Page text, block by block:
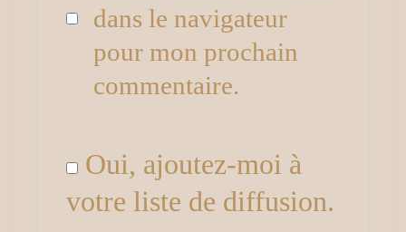
dans le navigateur
pour mon prochain
commentaire.
Oui, ajoutez-moi à
votre liste de diffusion.